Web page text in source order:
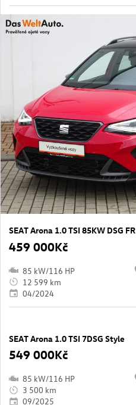
SEAT Arona 1.0 TSI 85KW DSG FR
459 000Kč
85 kW/116 HP
12 599 km
04/2024
SEAT Arona 1.0 TSI 7DSG Style
549 000Kč
85 kW/116 HP
3 500 km
09/2025